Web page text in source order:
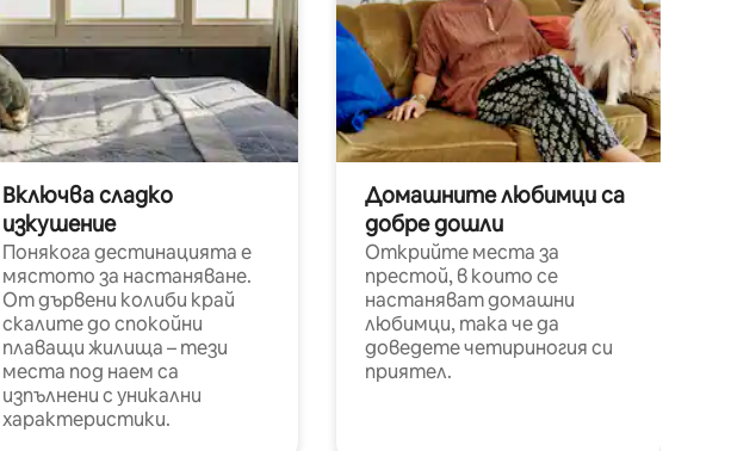
Включва сладко
изкушение
Понякога дестинацията е
мястото за настаняване.
От дървени колиби край
скалите до спокойни
плаващи жилища – тези
места под наем са
изпълнени с уникални
характеристики.
Домашните любимци са
добре дошли
Открийте места за
престой, в които се
настаняват домашни
любимци, така че да
доведете четириногия си
приятел.